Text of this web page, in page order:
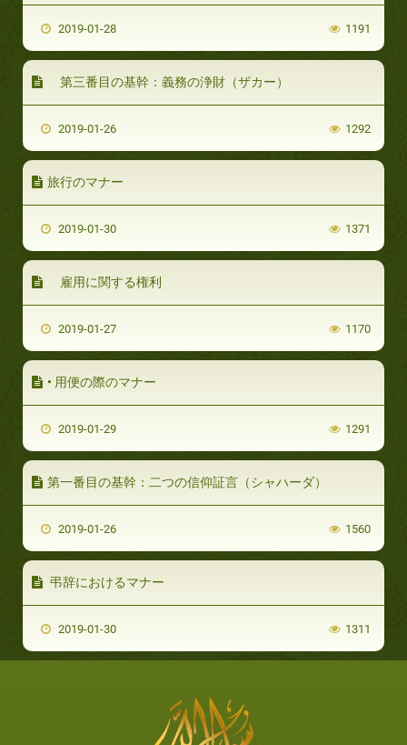
2019-01-28 1191
第三番目の基幹：義務の浄財（ザカー）
2019-01-26 1292
旅行のマナー
2019-01-30 1371
雇用に関する権利
2019-01-27 1170
• 用便の際のマナー
2019-01-29 1291
第一番目の基幹：二つの信仰証言（シャハーダ）
2019-01-26 1560
弔辞におけるマナー
2019-01-30 1311